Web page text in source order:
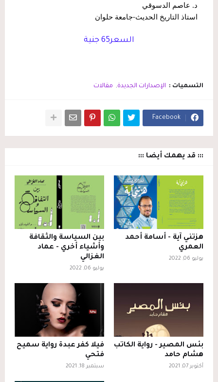
السعر65 جنية
التسميات : الإصدارات الجديدة مقالات
Facebook
::: قد يهمك أيضا :::
هزتني آية - أسامة أحمد
العمري
يوليو 06, 2022
بين السياسة والثقافة
وأشياء أخري - عماد
الغزالي
يوليو 06, 2022
بئس المصير - رواية الكاتب
هشام حامد
أكتوبر 07, 2021
فيلا كفر عبدة رواية سميح
فتحي
سبتمبر 18, 2021